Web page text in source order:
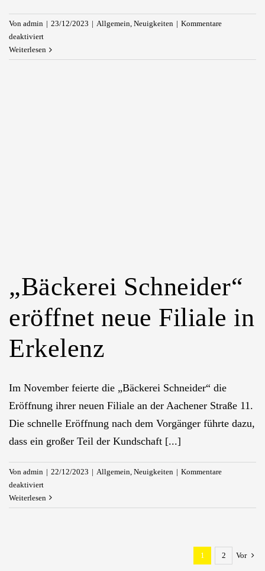
Von admin | 23/12/2023 | Allgemein, Neuigkeiten | Kommentare
deaktiviertfür
Das
„GK-
Weiterlesen
„Bäckerei Schneider“
eröffnet neue Filiale in
Erkelenz
Im November feierte die „Bäckerei Schneider“ die
Eröffnung ihrer neuen Filiale an der Aachener Straße 11.
Die schnelle Eröffnung nach dem Vorgänger führte dazu,
dass ein großer Teil der Kundschaft [...]
Von admin | 22/12/2023 | Allgemein Neuigkeiten | Kommentare
deaktiviertfür
„Bäckerei
Schneider“
Weiterlesen
1 2 Vor